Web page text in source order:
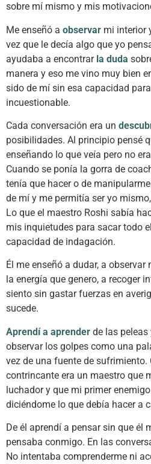
sobre mí mismo y mis
Me enseñó a observar mi interior
vez que le decía algo que yo
ayudaba a encontrar la duda
manera y eso me vino muy bien
sido de mí sin esa capacidad
incuestionable.
Cada conversación era un
posibilidades. Al principio pensé
enseñando lo que veía pero no
Cuando se ponía la gorra de
tenía que hacer o de
de mí y me permitía ser yo mismo,
Lo que el maestro Roshi sabía
mis inquietudes para sacar todo
capacidad de indagación.
Él me enseñó a dudar, a
la energía que genero, a recoger
siento sin gastar fuerzas en
sucede.
Aprendí a aprender de las peleas
observar los golpes como una
vez de una fuente de sufrimiento.
contrincante era un maestro que
luchador y que mi primer
diciéndome lo que debía hacer a
De él aprendí a pensar sin que él
pensaba conmigo. En las
No intentaba comprenderme ni